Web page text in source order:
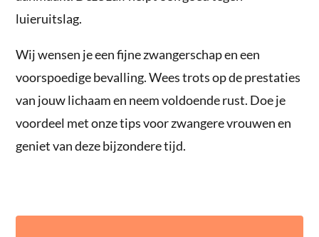
luieruitslag.
Wij wensen je een fijne zwangerschap en een
voorspoedige bevalling. Wees trots op de prestaties
van jouw lichaam en neem voldoende rust. Doe je
voordeel met onze tips voor zwangere vrouwen en
geniet van deze bijzondere tijd.